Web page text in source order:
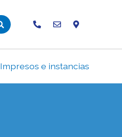
Impresos e instancias